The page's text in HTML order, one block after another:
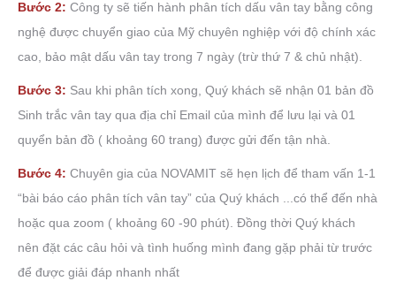
Bước 2: Công ty sẽ tiến hành phân tích dấu vân tay bằng công
nghệ được chuyển giao của Mỹ chuyên nghiệp với độ chính xác
cao, bảo mật dấu vân tay trong 7 ngày (trừ thứ 7 & chủ nhật).
Bước 3: Sau khi phân tích xong, Quý khách sẽ nhận 01 bản đồ
Sinh trắc vân tay qua địa chỉ Email của mình để lưu lại và 01
quyển bản đồ ( khoảng 60 trang) được gửi đến tận nhà.
Bước 4: Chuyên gia của NOVAMIT sẽ hẹn lịch để tham vấn 1-1
“bài báo cáo phân tích vân tay” của Quý khách ...có thể đến nhà
hoặc qua zoom ( khoảng 60 -90 phút). Đồng thời Quý khách
nên đặt các câu hỏi và tình huống mình đang gặp phải từ trước
để được giải đáp nhanh nhất